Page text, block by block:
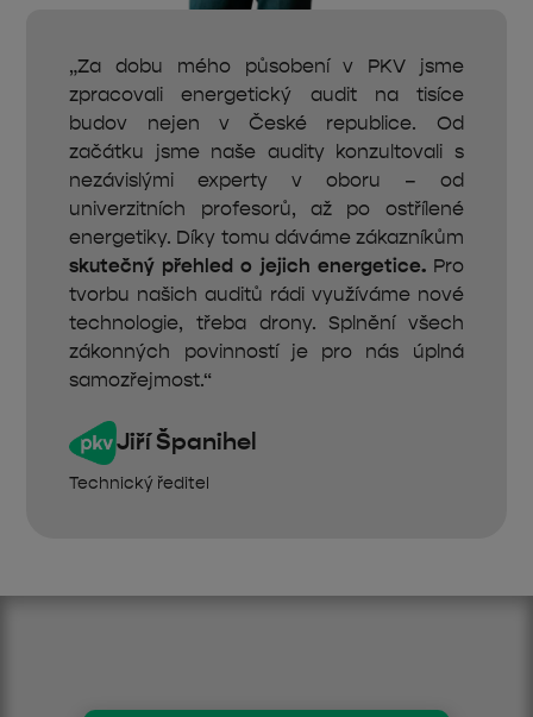
„Za dobu mého působení v PKV jsme
zpracovali energetický audit na tisíce
budov nejen v České republice. Od
začátku jsme naše audity konzultovali s
nezávislými experty v oboru – od
univerzitních profesorů, až po ostřílené
energetiky. Díky tomu dáváme zákazníkům
skutečný přehled o jejich energetice.Pro
tvorbu našich auditů rádi využíváme nové
technologie, třeba drony. Splnění všech
zákonných povinností je pro nás úplná
samozřejmost.“
Jiří Španihel
Technický ředitel